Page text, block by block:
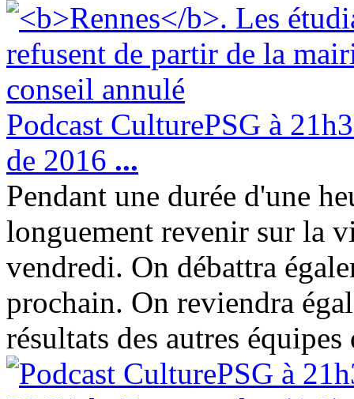
Podcast CulturePSG à
de 2016 ...
Pendant une durée d'une
longuement revenir sur la
vendredi. On débattra
prochain. On reviendra
résultats des autres équipes